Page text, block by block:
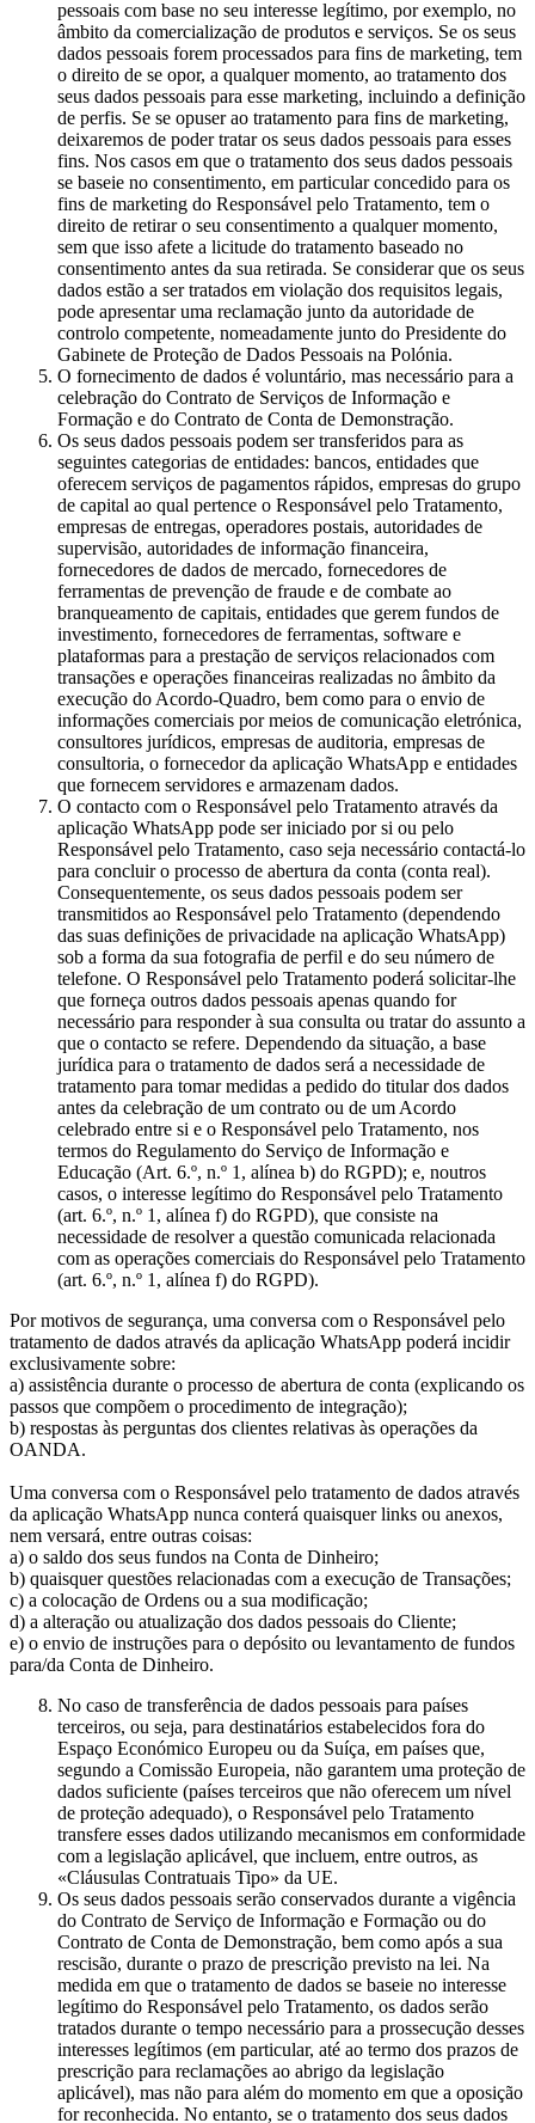
pessoais com base no seu interesse legítimo, por exemplo, no
âmbito da comercialização de produtos e serviços. Se os seus
dados pessoais forem processados para fins de marketing, tem
o direito de se opor, a qualquer momento, ao tratamento dos
seus dados pessoais para esse marketing, incluindo a definição
de perfis. Se se opuser ao tratamento para fins de marketing,
deixaremos de poder tratar os seus dados pessoais para esses
fins. Nos casos em que o tratamento dos seus dados pessoais
se baseie no consentimento, em particular concedido para os
fins de marketing do Responsável pelo Tratamento, tem o
direito de retirar o seu consentimento a qualquer momento,
sem que isso afete a licitude do tratamento baseado no
consentimento antes da sua retirada. Se considerar que os seus
dados estão a ser tratados em violação dos requisitos legais,
pode apresentar uma reclamação junto da autoridade de
controlo competente, nomeadamente junto do Presidente do
Gabinete de Proteção de Dados Pessoais na Polónia.
O fornecimento de dados é voluntário, mas necessário para a
celebração do Contrato de Serviços de Informação e
Formação e do Contrato de Conta de Demonstração.
Os seus dados pessoais podem ser transferidos para as
seguintes categorias de entidades: bancos, entidades que
oferecem serviços de pagamentos rápidos, empresas do grupo
de capital ao qual pertence o Responsável pelo Tratamento,
empresas de entregas, operadores postais, autoridades de
supervisão, autoridades de informação financeira,
fornecedores de dados de mercado, fornecedores de
ferramentas de prevenção de fraude e de combate ao
branqueamento de capitais, entidades que gerem fundos de
investimento, fornecedores de ferramentas, software e
plataformas para a prestação de serviços relacionados com
transações e operações financeiras realizadas no âmbito da
execução do Acordo-Quadro, bem como para o envio de
informações comerciais por meios de comunicação eletrónica,
consultores jurídicos, empresas de auditoria, empresas de
consultoria, o fornecedor da aplicação WhatsApp e entidades
que fornecem servidores e armazenam dados.
O contacto com o Responsável pelo Tratamento através da
aplicação WhatsApp pode ser iniciado por si ou pelo
Responsável pelo Tratamento, caso seja necessário contactá-lo
para concluir o processo de abertura da conta (conta real).
Consequentemente, os seus dados pessoais podem ser
transmitidos ao Responsável pelo Tratamento (dependendo
das suas definições de privacidade na aplicação WhatsApp)
sob a forma da sua fotografia de perfil e do seu número de
telefone. O Responsável pelo Tratamento poderá solicitar-lhe
que forneça outros dados pessoais apenas quando for
necessário para responder à sua consulta ou tratar do assunto a
que o contacto se refere. Dependendo da situação, a base
jurídica para o tratamento de dados será a necessidade de
tratamento para tomar medidas a pedido do titular dos dados
antes da celebração de um contrato ou de um Acordo
celebrado entre si e o Responsável pelo Tratamento, nos
termos do Regulamento do Serviço de Informação e
Educação (Art. 6.º, n.º 1, alínea b) do RGPD); e, noutros
casos, o interesse legítimo do Responsável pelo Tratamento
(art. 6.º, n.º 1, alínea f) do RGPD), que consiste na
necessidade de resolver a questão comunicada relacionada
com as operações comerciais do Responsável pelo Tratamento
(art. 6.º, n.º 1, alínea f) do RGPD).
Por motivos de segurança, uma conversa com o Responsável pelo
tratamento de dados através da aplicação WhatsApp poderá incidir
exclusivamente sobre:
a) assistência durante o processo de abertura de conta (explicando os
passos que compõem o procedimento de integração);
b) respostas às perguntas dos clientes relativas às operações da
OANDA.
Uma conversa com o Responsável pelo tratamento de dados através
da aplicação WhatsApp nunca conterá quaisquer links ou anexos,
nem versará, entre outras coisas:
a) o saldo dos seus fundos na Conta de Dinheiro;
b) quaisquer questões relacionadas com a execução de Transações;
c) a colocação de Ordens ou a sua modificação;
d) a alteração ou atualização dos dados pessoais do Cliente;
e) o envio de instruções para o depósito ou levantamento de fundos
para/da Conta de Dinheiro.
No caso de transferência de dados pessoais para países
terceiros, ou seja, para destinatários estabelecidos fora do
Espaço Económico Europeu ou da Suíça, em países que,
segundo a Comissão Europeia, não garantem uma proteção de
dados suficiente (países terceiros que não oferecem um nível
de proteção adequado), o Responsável pelo Tratamento
transfere esses dados utilizando mecanismos em conformidade
com a legislação aplicável, que incluem, entre outros, as
«Cláusulas Contratuais Tipo» da UE.
Os seus dados pessoais serão conservados durante a vigência
do Contrato de Serviço de Informação e Formação ou do
Contrato de Conta de Demonstração, bem como após a sua
rescisão, durante o prazo de prescrição previsto na lei. Na
medida em que o tratamento de dados se baseie no interesse
legítimo do Responsável pelo Tratamento, os dados serão
tratados durante o tempo necessário para a prossecução desses
interesses legítimos (em particular, até ao termo dos prazos de
prescrição para reclamações ao abrigo da legislação
aplicável), mas não para além do momento em que a oposição
for reconhecida. No entanto, se o tratamento dos seus dados